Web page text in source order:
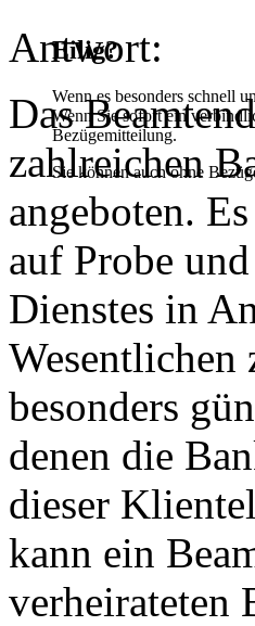
Eilig?
Wenn es besonders schnell
Wenn Sie sofort ein
Bezügemitteilung.
Sie können auch ohne
Antwort:
Das
zahlreichen
angeboten.
auf Probe
Dienstes in
Wesentlichen
besonders
denen die
dieser
kann ein
verheirateten